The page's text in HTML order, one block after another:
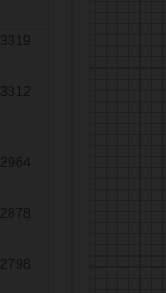
3319
3312
2964
2878
2798